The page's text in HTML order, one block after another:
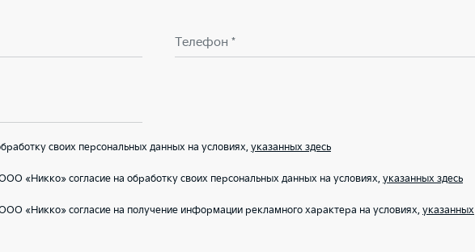
Телефон *
своих персональных данных на условиях, указанных здесь
«Никко» согласие на обработку своих персональных данных на условиях, указанных здесь
«Никко» согласие на получение информации рекламного характера на условиях, указанных